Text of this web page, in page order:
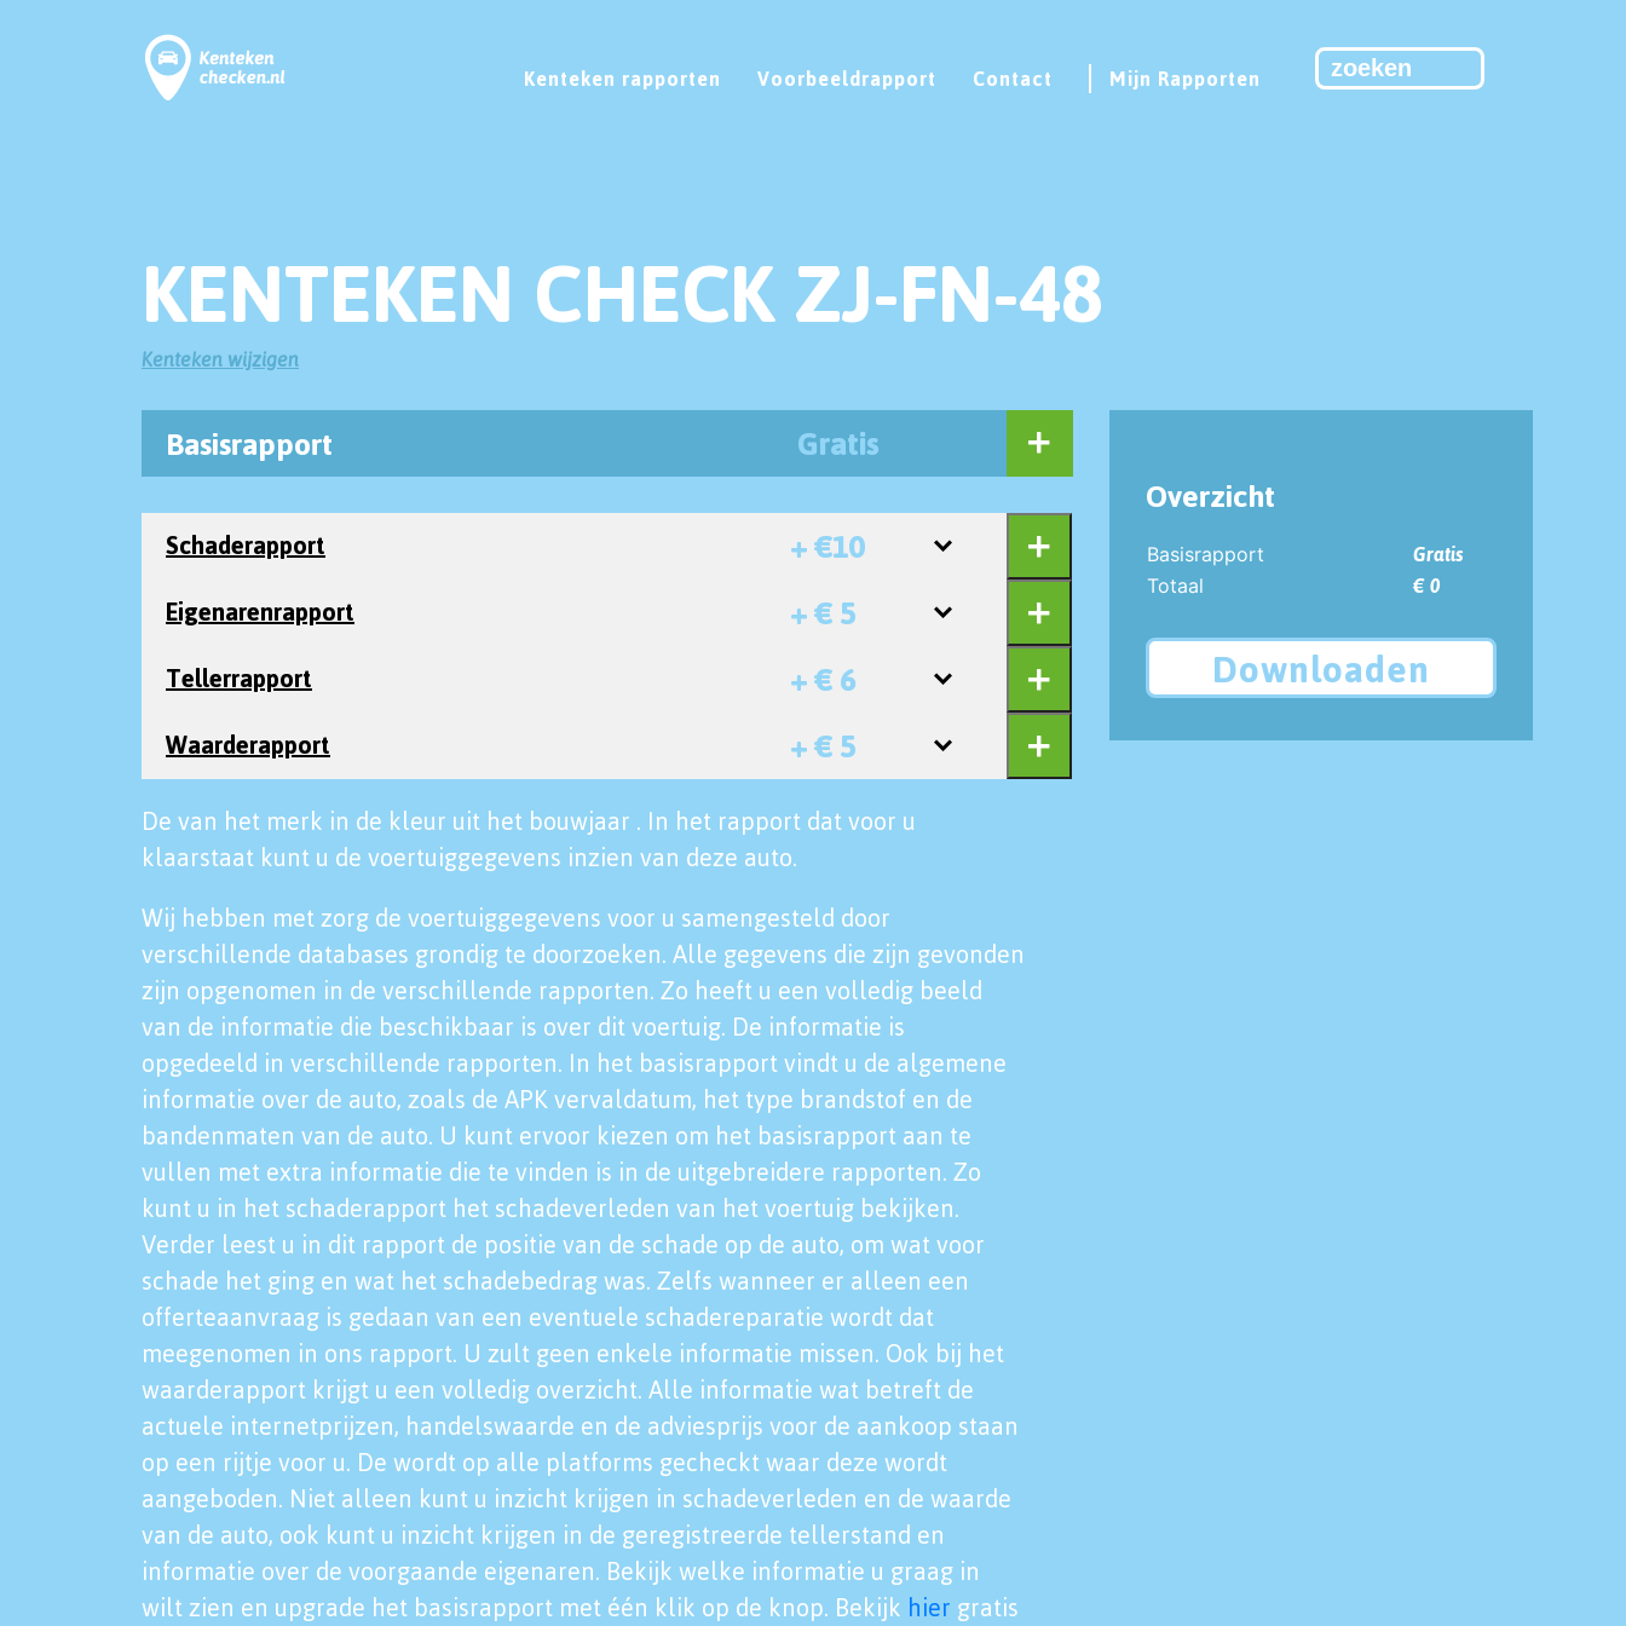
Kenteken rapporten Voorbeeldrapport Contact Mijn Rapporten
KENTEKEN CHECK ZJ-FN-48
Kenteken wijzigen
Basisrapport Gratis
Schaderapport + €10
Eigenarenrapport + € 5
Tellerrapport + € 6
Waarderapport + € 5
De van het merk in de kleur uit het bouwjaar . In het rapport dat voor u
klaarstaat kunt u de voertuiggegevens inzien van deze auto.
Wij hebben met zorg de voertuiggegevens voor u samengesteld door
verschillende databases grondig te doorzoeken. Alle gegevens die zijn gevonden
zijn opgenomen in de verschillende rapporten. Zo heeft u een volledig beeld
van de informatie die beschikbaar is over dit voertuig. De informatie is
opgedeeld in verschillende rapporten. In het basisrapport vindt u de algemene
informatie over de auto, zoals de APK vervaldatum, het type brandstof en de
bandenmaten van de auto. U kunt ervoor kiezen om het basisrapport aan te
vullen met extra informatie die te vinden is in de uitgebreidere rapporten. Zo
kunt u in het schaderapport het schadeverleden van het voertuig bekijken.
Verder leest u in dit rapport de positie van de schade op de auto, om wat voor
schade het ging en wat het schadebedrag was. Zelfs wanneer er alleen een
offerteaanvraag is gedaan van een eventuele schadereparatie wordt dat
meegenomen in ons rapport. U zult geen enkele informatie missen. Ook bij het
waarderapport krijgt u een volledig overzicht. Alle informatie wat betreft de
actuele internetprijzen, handelswaarde en de adviesprijs voor de aankoop staan
op een rijtje voor u. De wordt op alle platforms gecheckt waar deze wordt
aangeboden. Niet alleen kunt u inzicht krijgen in schadeverleden en de waarde
van de auto, ook kunt u inzicht krijgen in de geregistreerde tellerstand en
informatie over de voorgaande eigenaren. Bekijk welke informatie u graag in
wilt zien en upgrade het basisrapport met één klik op de knop. Bekijk hier gratis
Overzicht
Basisrapport
Gratis
Totaal
€ 0
Downloaden